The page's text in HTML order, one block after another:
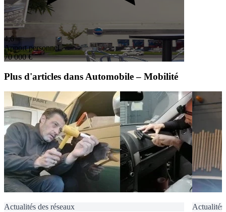
4,6
Apport personnel
70 000 €
Plus d'articles dans Automobile – Mobilité
Actualités des réseaux
Actualités